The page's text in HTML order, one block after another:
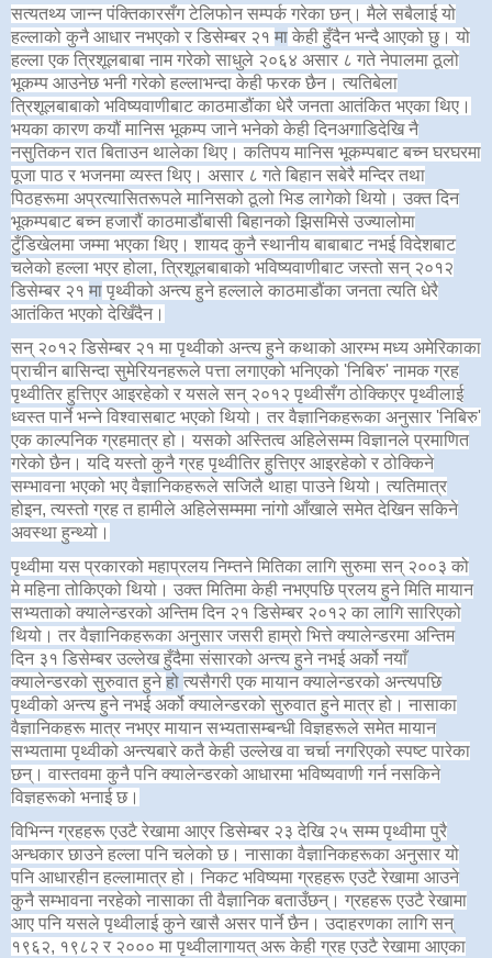
सत्यतथ्य जान्न पंक्तिकारसँग टेलिफोन सम्पर्क गरेका छन्। मैले सबैलाई यो
हल्लाको कुनै आधार नभएको र डिसेम्बर २१ मा केही हुँदैन भन्दै आएको छु। यो
हल्ला एक त्रिशूलबाबा नाम गरेको साधुले २०६४ असार ८ गते नेपालमा ठूलो
भूकम्प आउनेछ भनी गरेको हल्लाभन्दा केही फरक छैन। त्यतिबेला
त्रिशूलबाबाको भविष्यवाणीबाट काठमाडौंका धेरै जनता आतंकित भएका थिए।
भयका कारण कयौं मानिस भूकम्प जाने भनेको केही दिनअगाडिदेखि नै
नसुतिकन रात बिताउन थालेका थिए। कतिपय मानिस भूकम्पबाट बच्न घरघरमा
पूजा पाठ र भजनमा व्यस्त थिए। असार ८ गते बिहान सबेरै मन्दिर तथा
पिठहरूमा अप्रत्यासितरूपले मानिसको ठूलो भिड लागेको थियो। उक्त दिन
भूकम्पबाट बच्न हजारौं काठमाडौंबासी बिहानको झिसमिसे उज्यालोमा
टुँडिखेलमा जम्मा भएका थिए। शायद कुनै स्थानीय बाबाबाट नभई विदेशबाट
चलेको हल्ला भएर होला, त्रिशूलबाबाको भविष्यवाणीबाट जस्तो सन् २०१२
डिसेम्बर २१ मा पृथ्वीको अन्त्य हुने हल्लाले काठमाडौंका जनता त्यति धेरै
आतंकित भएको देखिँदैन।
सन् २०१२ डिसेम्बर २१ मा पृथ्वीको अन्त्य हुने कथाको आरम्भ मध्य अमेरिकाका
प्राचीन बासिन्दा सुमेरियनहरूले पत्ता लगाएको भनिएको 'निबिरु' नामक ग्रह
पृथ्वीतिर हुत्तिएर आइरहेको र यसले सन् २०१२ पृथ्वीसँग ठोक्किएर पृथ्वीलाई
ध्वस्त पार्ने भन्ने विश्वासबाट भएको थियो। तर वैज्ञानिकहरूका अनुसार 'निबिरु'
एक काल्पनिक ग्रहमात्र हो। यसको अस्तित्व अहिलेसम्म विज्ञानले प्रमाणित
गरेको छैन। यदि यस्तो कुनै ग्रह पृथ्वीतिर हुत्तिएर आइरहेको र ठोक्किने
सम्भावना भएको भए वैज्ञानिकहरूले सजिलै थाहा पाउने थियो। त्यतिमात्र
होइन, त्यस्तो ग्रह त हामीले अहिलेसम्ममा नांगो आँखाले समेत देखिन सकिने
अवस्था हुन्थ्यो।
पृथ्वीमा यस प्रकारको महाप्रलय निम्तने मितिका लागि सुरुमा सन् २००३ को
मे महिना तोकिएको थियो। उक्त मितिमा केही नभएपछि प्रलय हुने मिति मायान
सभ्यताको क्यालेन्डरको अन्तिम दिन २१ डिसेम्बर २०१२ का लागि सारिएको
थियो। तर वैज्ञानिकहरूका अनुसार जसरी हाम्रो भित्ते क्यालेन्डरमा अन्तिम
दिन ३१ डिसेम्बर उल्लेख हुँदैमा संसारको अन्त्य हुने नभई अर्को नयाँ
क्यालेन्डरको सुरुवात हुनेहो त्यसैगरी एक मायान क्यालेन्डरको अन्त्यपछि
पृथ्वीको अन्त्य हुने नभई अर्को क्यालेन्डरको सुरुवात हुने मात्र हो। नासाका
वैज्ञानिकहरू मात्र नभएर मायान सभ्यतासम्बन्धी विज्ञहरूले समेत मायान
सभ्यतामा पृथ्वीको अन्त्यबारे कतै केही उल्लेख वा चर्चा नगरिएको स्पष्ट पारेका
छन्। वास्तवमा कुनै पनि क्यालेन्डरको आधारमा भविष्यवाणी गर्न नसकिने
विज्ञहरूको भनाई छ।
विभिन्न ग्रहहरू एउटै रेखामा आएर डिसेम्बर २३ देखि २५ सम्म पृथ्वीमा पुरै
अन्धकार छाउने हल्ला पनि चलेको छ। नासाका वैज्ञानिकहरूका अनुसार यो
पनि आधारहीन हल्लामात्र हो। निकट भविष्यमा ग्रहहरू एउटै रेखामा आउने
कुनै सम्भावना नरहेको नासाका ती वैज्ञानिक बताउँछन्। ग्रहहरू एउटै रेखामा
आए पनि यसले पृथ्वीलाई कुने खासै असर पार्ने छैन। उदाहरणका लागि सन्
१९६२, १९८२ र २००० मा पृथ्वीलागायत् अरू केही ग्रह एउटै रेखामा आएका